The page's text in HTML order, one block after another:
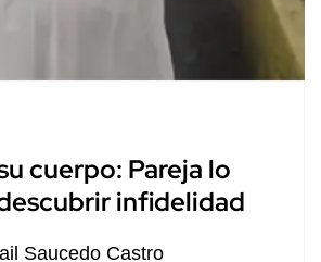
cuerpo: Pareja lo
infidelidad
Saucedo Castro